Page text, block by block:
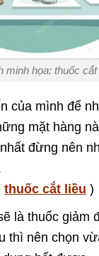
minh họa: thuốc cắt
của mình để
mặt hàng
đừng nên
thuốc cắt liều )
là thuốc giảm
thì nên chọn